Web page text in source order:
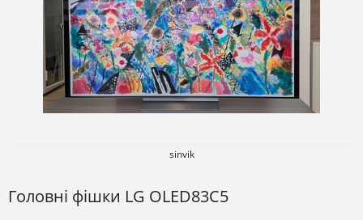
sinvik
Головні фішки LG OLED83C5